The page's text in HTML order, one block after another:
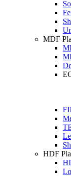
MDF
HDF